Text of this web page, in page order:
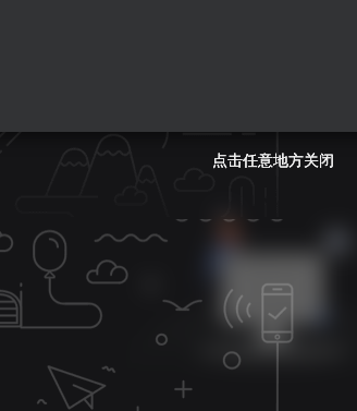
点击任意地方关闭
点击任意地方关闭
点击任意地方关闭